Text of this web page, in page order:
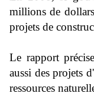
millions de
projets de
Le rapport
aussi des projets
ressources